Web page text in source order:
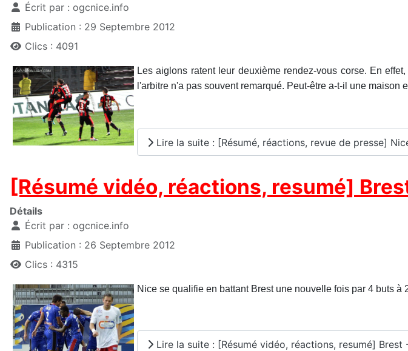
Écrit par : ogcnice.info
Publication : 29 Septembre 2012
Clics : 4091
Les aiglons ratent leur deuxième rendez-vous corse. En
l'arbitre n'a pas souvent remarqué. Peut-être a-t-il une maison
Lire la suite : [Résumé, réactions, revue de presse]
[Résumé vidéo, réactions, resumé]
Détails
Écrit par : ogcnice.info
Publication : 26 Septembre 2012
Clics : 4315
Nice se qualifie en battant Brest une nouvelle fois par 4 buts
Lire la suite : [Résumé vidéo, réactions, resumé]